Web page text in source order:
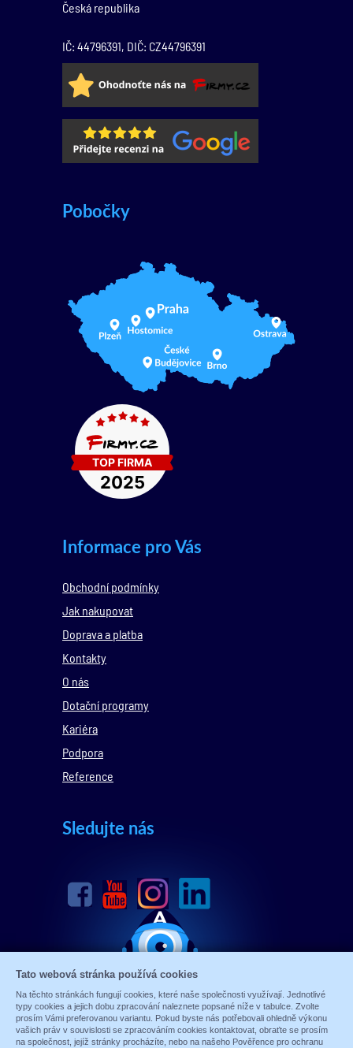
Česká republika
IČ: 44796391, DIČ: CZ44796391
Pobočky
Informace pro Vás
Obchodní podmínky
Jak nakupovat
Doprava a platba
Kontakty
O nás
Dotační programy
Kariéra
Podpora
Reference
Sledujte nás
Tato webová stránka používá cookies
Na těchto stránkách fungují cookies, které naše společnosti využívají. Jednotlivé
typy cookies a jejich dobu zpracování naleznete popsané níže v tabulce. Zvolte
prosím Vámi preferovanou variantu. Pokud byste nás potřebovali ohledně výkonu
vašich práv v souvislosti se zpracováním cookies kontaktovat, obraťte se prosím
na společnost, jejíž stránky procházíte, nebo na našeho Pověřence pro ochranu